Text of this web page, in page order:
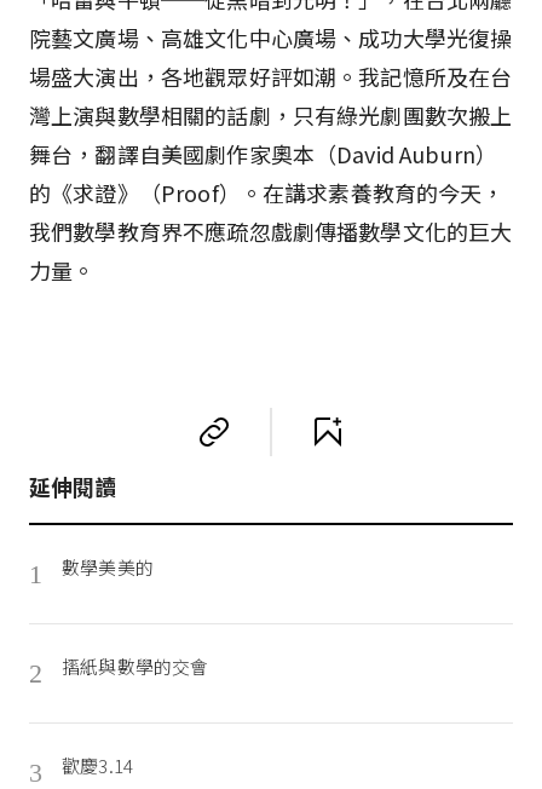
院藝文廣場、高雄文化中心廣場、成功大學光復操
場盛大演出，各地觀眾好評如潮。我記憶所及在台
灣上演與數學相關的話劇，只有綠光劇團數次搬上
舞台，翻譯自美國劇作家奧本（David Auburn）
的《求證》（Proof）。在講求素養教育的今天，
我們數學教育界不應疏忽戲劇傳播數學文化的巨大
力量。
延伸閱讀
1 數學美美的
2 摺紙與數學的交會
3 歡慶3.14